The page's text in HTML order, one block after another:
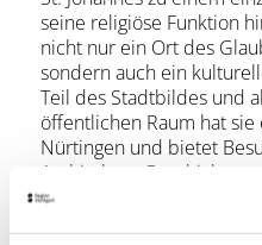
seine religiöse Funktion
nicht nur ein Ort des
sondern auch ein
Teil des Stadtbildes und
öffentlichen Raum hat
Nürtingen und bietet
Architektur, Geschichte
Geschlossenheit zu